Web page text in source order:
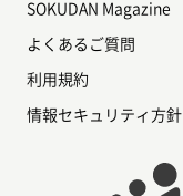
SOKUDAN Magazine
よくあるご質問
利用規約
情報セキュリティ方針